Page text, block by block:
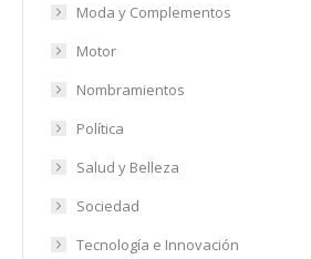
Moda y Complementos
Motor
Nombramientos
Política
Salud y Belleza
Sociedad
Tecnología e Innovación